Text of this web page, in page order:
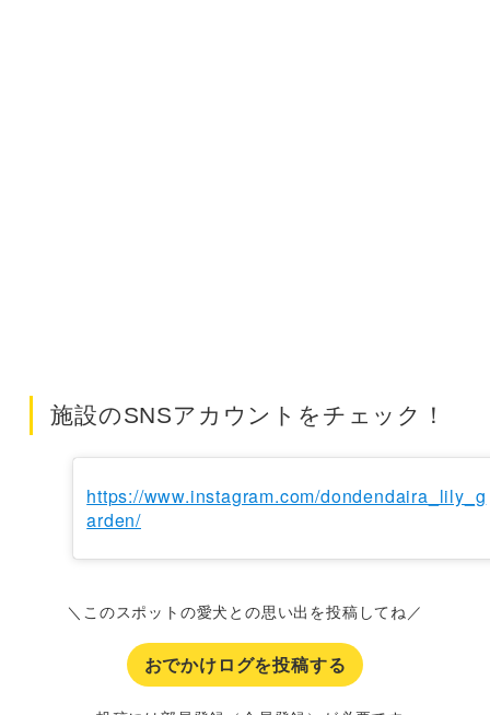
施設のSNSアカウントをチェック！
https://www.instagram.com/dondendaira_lily_g
arden/
＼このスポットの愛犬との思い出を投稿してね／
おでかけログを投稿する